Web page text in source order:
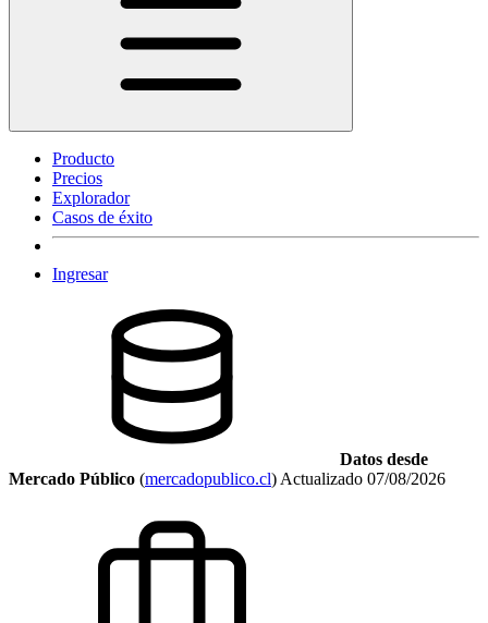
Producto
Precios
Explorador
Casos de éxito
Ingresar
Datos desde
Mercado Público (mercadopublico.cl) Actualizado 07/08/2026